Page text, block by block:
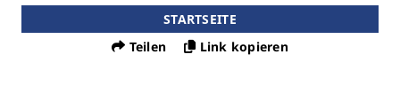
STARTSEITE
Teilen
Link kopieren